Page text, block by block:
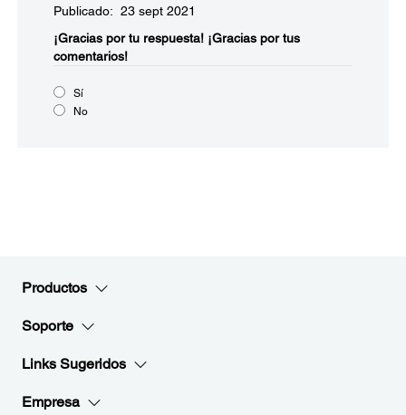
Publicado: 23 sept 2021
¡Gracias por tu respuesta! ¡Gracias por tus
comentarios!
Sí
No
Productos
Soporte
Links Sugeridos
Empresa